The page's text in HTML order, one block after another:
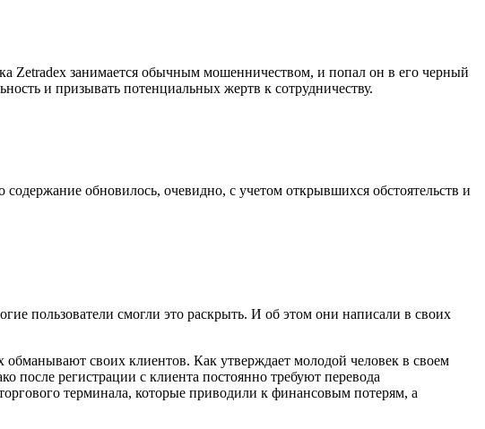
Zetradex занимается обычным мошенничеством, и попал он в его черный
и призывать потенциальных жертв к сотрудничеству.
обновилось, очевидно, с учетом открывшихся обстоятельств и
пользователи смогли это раскрыть. И об этом они написали в своих
своих клиентов. Как утверждает молодой человек в своем
после регистрации с клиента постоянно требуют перевода
терминала, которые приводили к финансовым потерям, а